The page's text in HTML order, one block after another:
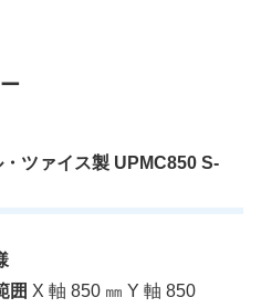
ツァイス製 UPMC850 S-
囲 X 軸 850 ㎜ Y 軸 850